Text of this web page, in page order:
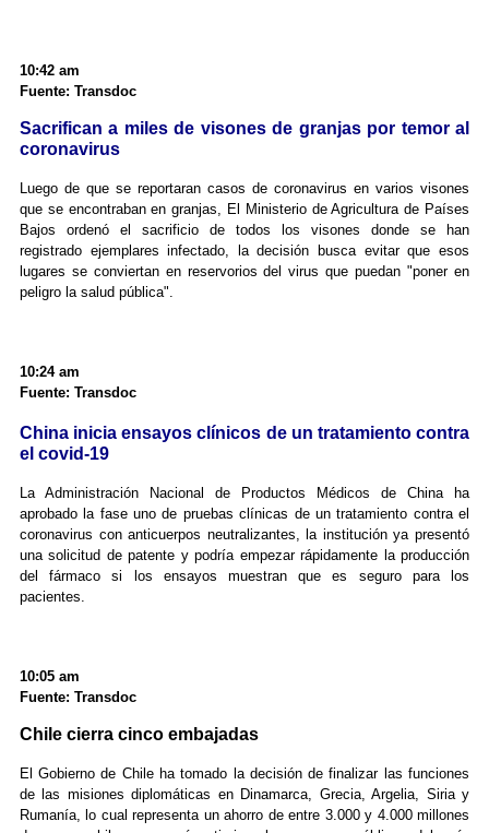
10:42 am
Fuente: Transdoc
Sacrifican a miles de visones de granjas por temor al
coronavirus
Luego de que se reportaran casos de coronavirus en varios visones
que se encontraban en granjas, El Ministerio de Agricultura de Países
Bajos ordenó el sacrificio de todos los visones donde se han
registrado ejemplares infectado, la decisión busca evitar que esos
lugares se conviertan en reservorios del virus que puedan "poner en
peligro la salud pública".
10:24 am
Fuente: Transdoc
China inicia ensayos clínicos de un tratamiento contra
el covid-19
La Administración Nacional de Productos Médicos de China ha
aprobado la fase uno de pruebas clínicas de un tratamiento contra el
coronavirus con anticuerpos neutralizantes, la institución ya presentó
una solicitud de patente y podría empezar rápidamente la producción
del fármaco si los ensayos muestran que es seguro para los
pacientes.
10:05 am
Fuente: Transdoc
Chile cierra cinco embajadas
El Gobierno de Chile ha tomado la decisión de finalizar las funciones
de las misiones diplomáticas en Dinamarca, Grecia, Argelia, Siria y
Rumanía, lo cual representa un ahorro de entre 3.000 y 4.000 millones